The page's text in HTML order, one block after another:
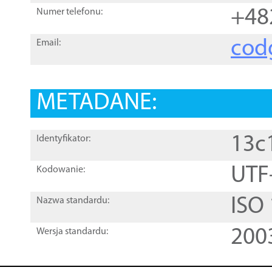
Numer telefonu:
Email:
METADANE:
Identyfikator:
Kodowanie:
Nazwa standardu:
Wersja standardu: